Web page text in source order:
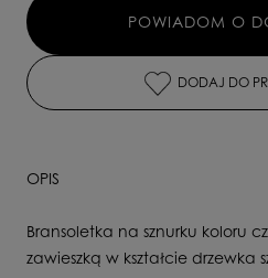
POWIADOM O
DODAJ DO
OPIS
Bransoletka na sznurku koloru
zawieszką w kształcie drzewka